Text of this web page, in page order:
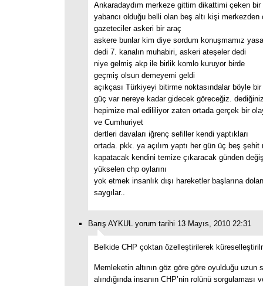
Ankaradaydım merkeze gittim dikattimi çeken
yabancı olduğu belli olan beş altı kişi merkezden
gazeteciler askeri bir araç
askere bunlar kim diye sordum konuşmamız
dedi 7. kanalın muhabiri, askeri ateşeler dedi
niye gelmiş akp ile birlik komlo kuruyor birde
geçmiş olsun demeyemi geldi
açıkçası Türkiyeyi bitirme noktasındalar böyle bir
güç var nereye kadar gidecek göreceğiz.
hepimize mal edililiyor zaten ortada gerçek bir
ve Cumhuriyet
dertleri davaları iğrenç sefiller kendi yaptıkları
ortada. pkk. ya açılım yaptı her gün üç beş şehit
kapatacak kendini temize çıkaracak günden
yükselen chp oylarını
yok etmek insanlık dışı hareketler başlarına
saygılar..
Barış AYKUL yorum tarihi 13 Mayıs, 2010 22:31
Belkide CHP çoktan özelleştirilerek
Memleketin altının göz göre göre oyulduğu uzun
alındığında insanın CHP’nin rolünü sorgulaması